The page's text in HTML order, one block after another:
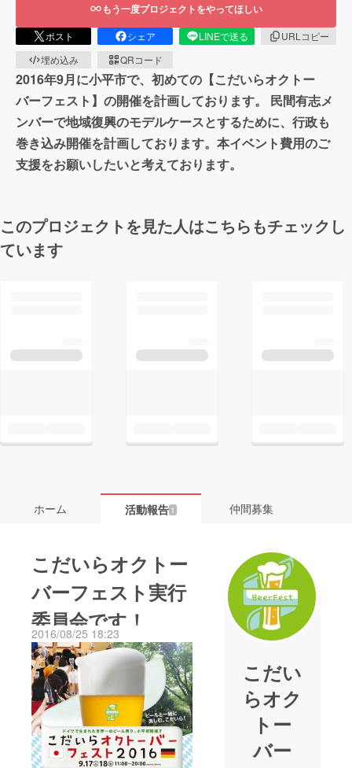
もう一度プロジェクトをやってほしい
ポスト シェア LINEで送る
URLコピー
埋め込み
QRコード
2016年9月に小平市で、初めての【こだいらオクトー
バーフェスト】の開催を計画しております。 民間有志メ
ンバーで地域復興のモデルケースとするために、行政も
巻き込み開催を計画しております。本イベント費用のご
支援をお願いしたいと考えております。
このプロジェクトを見た人はこちらもチェックし
ています
ホーム 活動報告 1 仲間募集
こだいらオクトー
バーフェスト実行
委員会です！
2016/08/25 18:23
こだい
らオク
トー
バー